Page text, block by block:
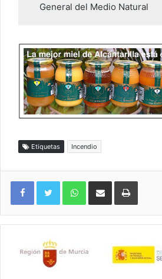
General del Medio Natural
Etiquetas Incendio
WhatsAppCompartir por correo electrónicoImprimir